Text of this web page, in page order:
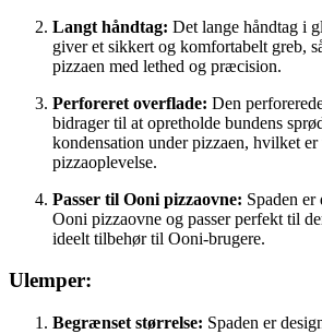
Langt håndtag: Det lange håndtag i
giver et sikkert og komfortabelt greb,
pizzaen med lethed og præcision.
Perforeret overflade: Den
bidrager til at opretholde bundens
kondensation under pizzaen, hvilket
pizzaoplevelse.
Passer til Ooni pizzaovne: Spaden er
Ooni pizzaovne og passer perfekt til
ideelt tilbehør til Ooni-brugere.
Ulemper:
Begrænset størrelse: Spaden er